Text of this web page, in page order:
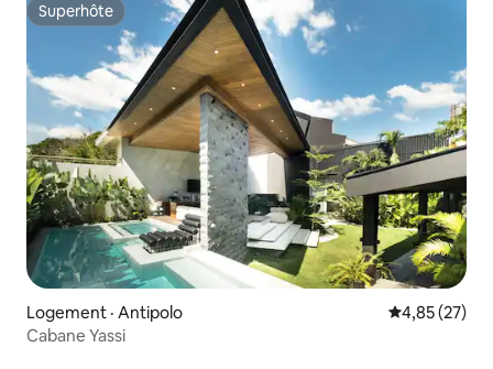
Superhôte
Superhôte
Logement · Antipolo Note
4,85 (27)
Cabane Yassi